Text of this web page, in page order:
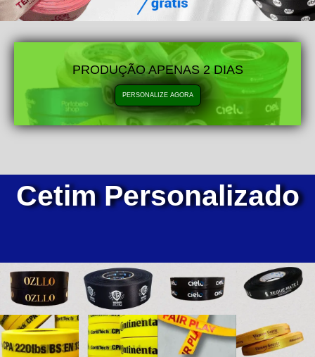
PRODUÇÃO APENAS 2 DIAS
PERSONALIZE AGORA
Cetim Personalizado